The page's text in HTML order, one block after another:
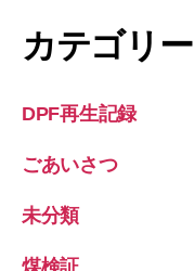
カテゴリー
DPF再生記録
ごあいさつ
未分類